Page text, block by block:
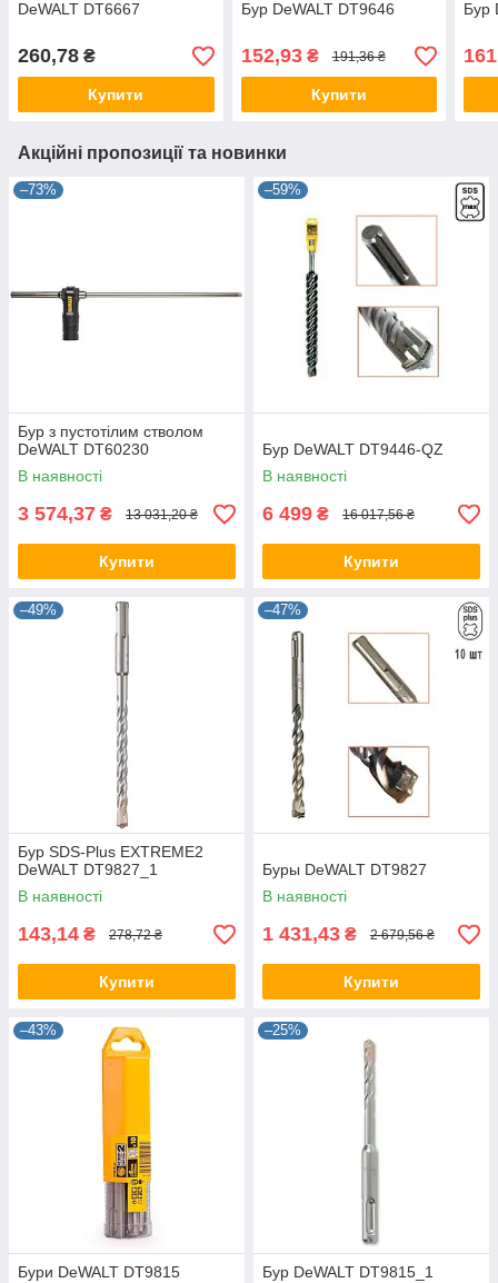
DeWALT DT6667
260,78 ₴
Купити
Бур DeWALT DT9646
152,93₴ 191,36 ₴
Купити
Бур
Акційні пропозиції та новинки
–73%
Бур з пустотілим стволом
DeWALT DT60230
В наявності
3 574,37 ₴ 13 031,20 ₴
Купити
–59%
Бур DeWALT DT9446-QZ
В наявності
6 499 ₴ 16 017,56 ₴
Купити
–49%
Бур SDS-Plus EXTREME2
DeWALT DT9827_1
В наявності
143,14 ₴ 278,72 ₴
Купити
–47%
Буры DeWALT DT9827
В наявності
1 431,43 ₴ 2 679,56 ₴
Купити
–43%
Бури DeWALT DT9815
–25%
Бур DeWALT DT9815_1